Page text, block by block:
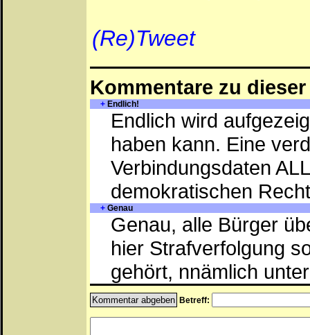
(Re)Tweet
Kommentare zu
+ Endlich!
Endlich wird
haben kann. Eine
Verbindungsdaten
demokratischen
+ Genau
Genau, alle Bürger
hier Strafverfolgung
gehört, nnämlich
Betreff: